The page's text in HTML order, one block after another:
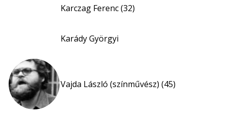
Karczag Ferenc (32)
Karády Györgyi
Vajda László (színművész) (45)